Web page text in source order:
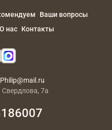
Ваши вопросы
О нас Контакты
Свердлова, 7а